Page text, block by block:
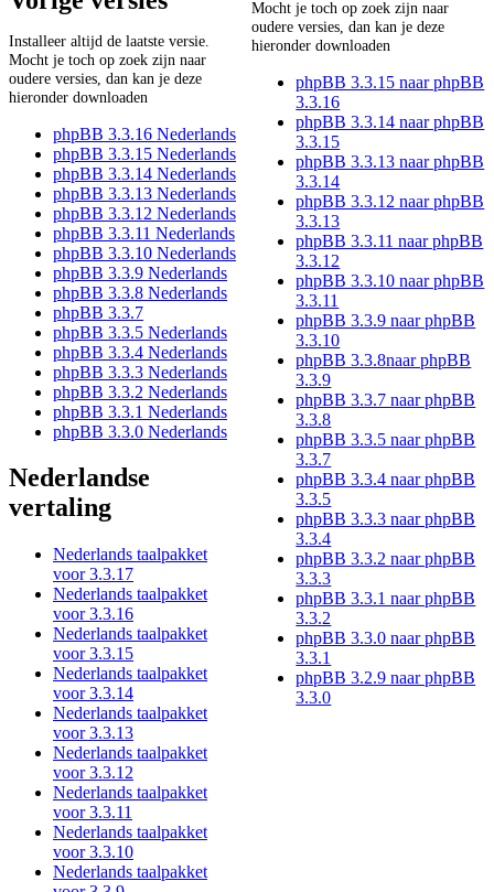
Installeer altijd de laatste versie.
Mocht je toch op zoek zijn naar
oudere versies, dan kan je deze
hieronder downloaden
phpBB 3.3.16 Nederlands
phpBB 3.3.15 Nederlands
phpBB 3.3.14 Nederlands
phpBB 3.3.13 Nederlands
phpBB 3.3.12 Nederlands
phpBB 3.3.11 Nederlands
phpBB 3.3.10 Nederlands
phpBB 3.3.9 Nederlands
phpBB 3.3.8 Nederlands
phpBB 3.3.7
phpBB 3.3.5 Nederlands
phpBB 3.3.4 Nederlands
phpBB 3.3.3 Nederlands
phpBB 3.3.2 Nederlands
phpBB 3.3.1 Nederlands
phpBB 3.3.0 Nederlands
Nederlandse
vertaling
Nederlands taalpakket
voor 3.3.17
Nederlands taalpakket
voor 3.3.16
Nederlands taalpakket
voor 3.3.15
Nederlands taalpakket
voor 3.3.14
Nederlands taalpakket
voor 3.3.13
Nederlands taalpakket
voor 3.3.12
Nederlands taalpakket
voor 3.3.11
Nederlands taalpakket
voor 3.3.10
Nederlands taalpakket
Mocht je toch op zoek zijn naar
oudere versies, dan kan je deze
hieronder downloaden
phpBB 3.3.15 naar phpBB
3.3.16
phpBB 3.3.14 naar phpBB
3.3.15
phpBB 3.3.13 naar phpBB
3.3.14
phpBB 3.3.12 naar phpBB
3.3.13
phpBB 3.3.11 naar phpBB
3.3.12
phpBB 3.3.10 naar phpBB
3.3.11
phpBB 3.3.9 naar phpBB
3.3.10
phpBB 3.3.8naar phpBB
3.3.9
phpBB 3.3.7 naar phpBB
3.3.8
phpBB 3.3.5 naar phpBB
3.3.7
phpBB 3.3.4 naar phpBB
3.3.5
phpBB 3.3.3 naar phpBB
3.3.4
phpBB 3.3.2 naar phpBB
3.3.3
phpBB 3.3.1 naar phpBB
3.3.2
phpBB 3.3.0 naar phpBB
3.3.1
phpBB 3.2.9 naar phpBB
3.3.0